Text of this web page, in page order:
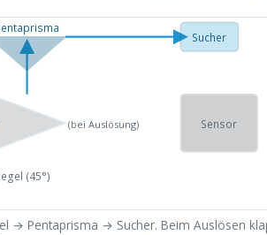
(45°)
Sucher
Sensor
(bei Auslösung)
→ Pentaprisma → Sucher. Beim Auslösen